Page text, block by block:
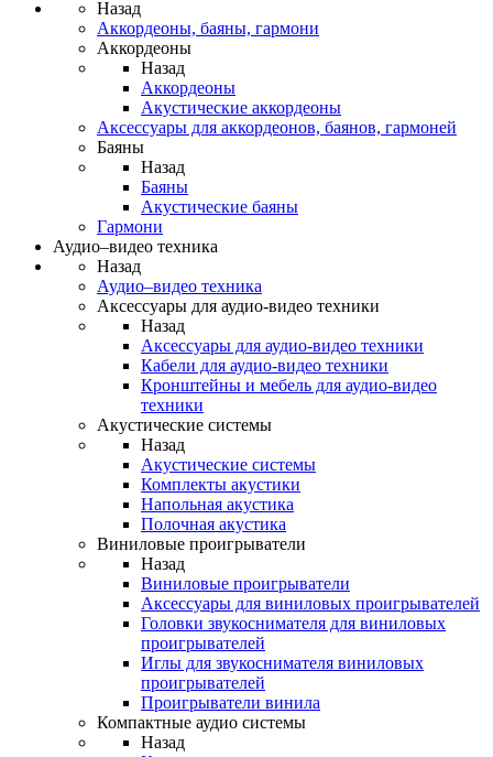
Назад
Аккордеоны, баяны, гармони
Аккордеоны
Назад
Аккордеоны
Акустические аккордеоны
Аксессуары для аккордеонов, баянов, гармоней
Баяны
Назад
Баяны
Акустические баяны
Гармони
Аудио–видео техника
Назад
Аудио–видео техника
Аксессуары для аудио-видео техники
Назад
Аксессуары для аудио-видео техники
Кабели для аудио-видео техники
Кронштейны и мебель для аудио-видео
техники
Акустические системы
Назад
Акустические системы
Комплекты акустики
Напольная акустика
Полочная акустика
Виниловые проигрыватели
Назад
Виниловые проигрыватели
Аксессуары для виниловых проигрывателей
Головки звукоснимателя для виниловых
проигрывателей
Иглы для звукоснимателя виниловых
проигрывателей
Проигрыватели винила
Компактные аудио системы
Назад